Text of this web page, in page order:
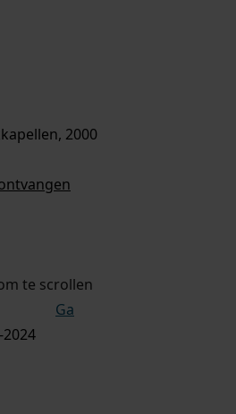
2000
te scrollen
Ga